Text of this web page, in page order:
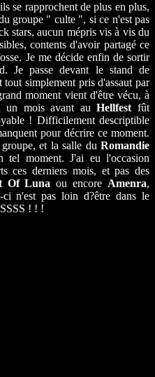
se rapprochent de plus en plus,
groupe " culte ", si ce n'est pas
stars, aucun mépris vis à vis du
contents d'avoir partagé ce
Je me décide enfin de sortir
Je passe devant le stand de
tout simplement pris d'assaut par
moment vient d'être vécu, à
un mois avant auHellfest fût
! Difficilement descriptible
pour décrire ce moment.
et la salle du Romandie
moment. J'ai eu l'occasion
ces derniers mois, et pas des
Of Luna ou encore Amenra,
n'est pas loin d?être dans le
! ! !